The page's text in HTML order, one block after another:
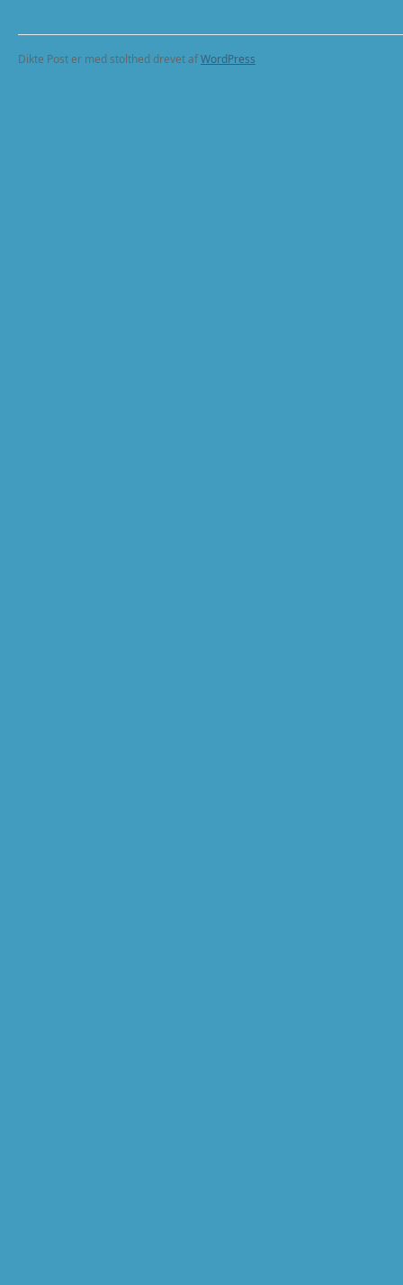
Dikte Post er med stolthed drevet afWordPress